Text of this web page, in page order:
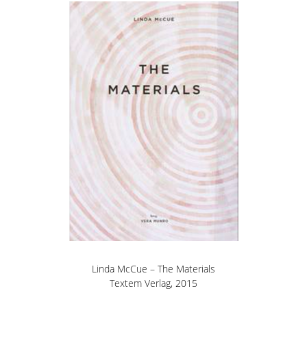
Linda McCue – The Materials
Textem Verlag, 2015